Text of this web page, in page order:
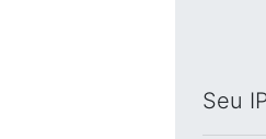
Seu